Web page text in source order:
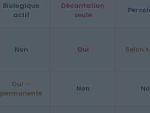
Biologique
actif
Décantation
seule
Non Oui Selon
Oui —
permanente
Non